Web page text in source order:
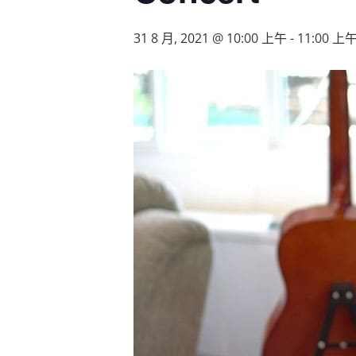
31 8 月, 2021 @ 10:00 上午- 11:00 上